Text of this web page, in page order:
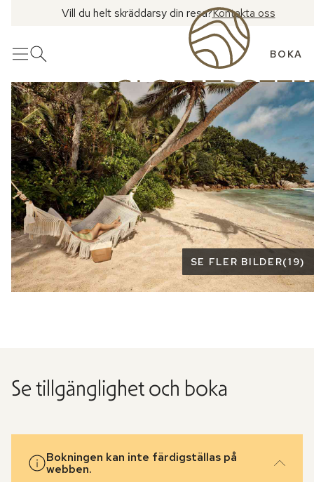
Vill du helt skräddarsy din resa?Kontakta oss
MenyÖppna sök BOKA
Se fler bilder
SE FLER BILDER(19)
Se tillgänglighet och boka
Bokningen kan inte färdigställas på
webben.